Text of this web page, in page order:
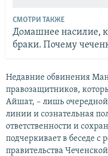
СМОТРИ ТАКЖЕ
Домашнее насилие,
браки. Почему
Недавние обвинения
правозащитников,
Айшат, – лишь
линии и сознательная
ответственности и
подчеркивает в беседе с
правительства